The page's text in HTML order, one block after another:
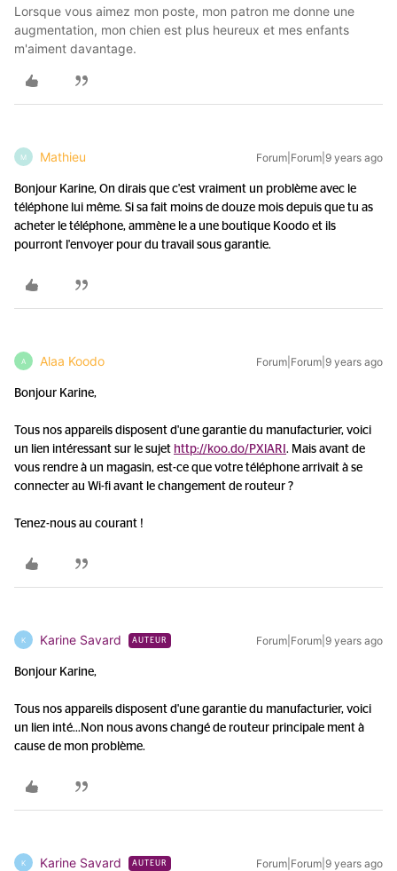
Lorsque vous aimez mon poste, mon patron me donne une
augmentation, mon chien est plus heureux et mes enfants
m'aiment davantage.
M Mathieu Forum|Forum|9 years ago
Bonjour Karine, On dirais que c'est vraiment un problème avec le
téléphone lui même. Si sa fait moins de douze mois depuis que tu as
acheter le téléphone, ammène le a une boutique Koodo et ils
pourront l'envoyer pour du travail sous garantie.
A Alaa Koodo Forum|Forum|9 years ago
Bonjour Karine,
Tous nos appareils disposent d'une garantie du manufacturier, voici
un lien intéressant sur le sujet http://koo.do/PXlARI . Mais avant de
vous rendre à un magasin, est-ce que votre téléphone arrivait à se
connecter au Wi-fi avant le changement de routeur ?
Tenez-nous au courant !
K Karine Savard AUTEUR Forum|Forum|9 years ago
Bonjour Karine,
Tous nos appareils disposent d'une garantie du manufacturier, voici
un lien inté...Non nous avons changé de routeur principale ment à
cause de mon problème.
K Karine Savard AUTEUR Forum|Forum|9 years ago